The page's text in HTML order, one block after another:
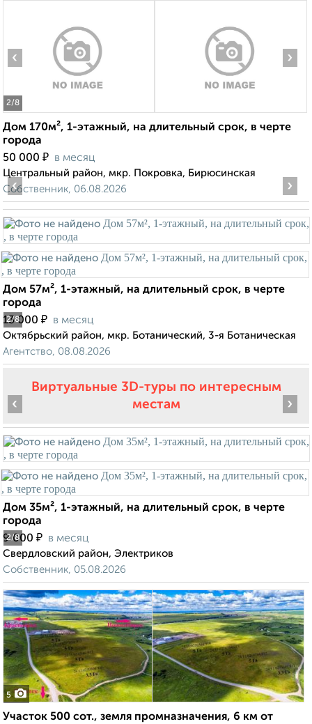
2/8
‹ ›
Дом 170м², 1-этажный, на длительный срок, в черте
города
50 000 ₽ в месяц
Центральный район, мкр. Покровка, Бирюсинская
Собственник, 06.08.2026
2/8
‹ ›
Дом 57м², 1-этажный, на длительный срок, в черте
города
13 000 ₽ в месяц
Октябрьский район, мкр. Ботанический, 3-я Ботаническая
Агентство, 08.08.2026
Виртуальные 3D-туры по интересным
местам
2/8
‹ ›
Дом 35м², 1-этажный, на длительный срок, в черте
города
9 000 ₽ в месяц
Свердловский район, Электриков
Собственник, 05.08.2026
5
Участок 500 сот., земля промназначения, 6 км от